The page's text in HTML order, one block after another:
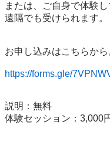
または、ご自身で体験し
遠隔でも受けられます。
お申し込みはこちらから
https://forms.gle/
説明：無料⁡
体験セッション：3,000